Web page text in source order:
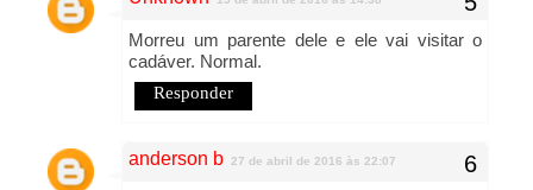
Morreu um parente dele e ele vai visitar o
cadáver. Normal.
Responder
anderson b 27 de abril de 2016 às 22:07